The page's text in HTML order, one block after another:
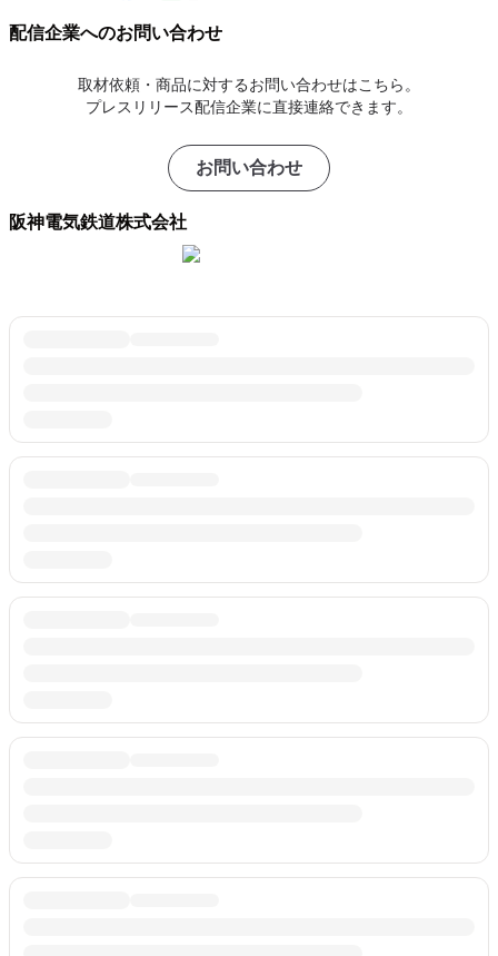
配信企業へのお問い合わせ
取材依頼・商品に対するお問い合わせはこちら。
プレスリリース配信企業に直接連絡できます。
お問い合わせ
阪神電気鉄道株式会社